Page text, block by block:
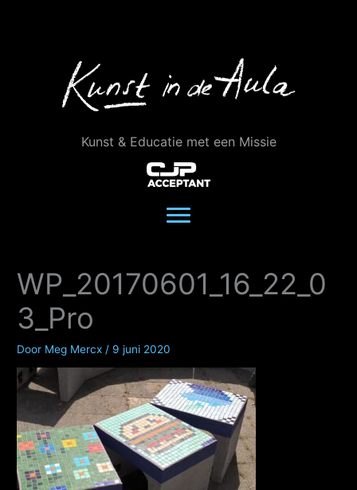
Kunst & Educatie met een Missie
WP_20170601_16_22_0
3_Pro
Door Meg Mercx / 9 juni 2020